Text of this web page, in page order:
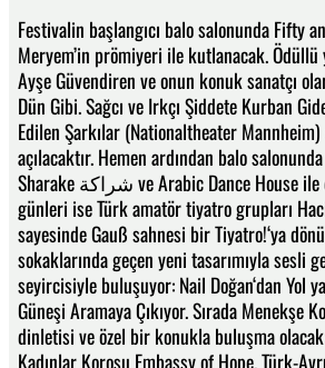
Festivalin başlangıcı balo salonunda Fifty
Meryem’in prömiyeri ile kutlanacak. Ödüllü
Ayşe Güvendiren ve onun konuk sanatçı
Dün Gibi. Sağcı ve Irkçı Şiddete Kurban
Edilen Şarkılar (Nationaltheater
açılacaktır. Hemen ardından balo
Sharake شراكة ve Arabic Dance House ile devam ediliyor. Pazar
günleri ise Türk amatör tiyatro grupları
sayesinde Gauß sahnesi bir Tiyatro!‘ya
sokaklarında geçen yeni tasarımıyla sesli
seyircisiyle buluşuyor: Nail Doğan‘dan Yol
Güneşi Aramaya Çıkıyor. Sırada Menekşe
dinletisi ve özel bir konukla buluşma
Kadınlar Korosu Embassy of Hope. Türk-